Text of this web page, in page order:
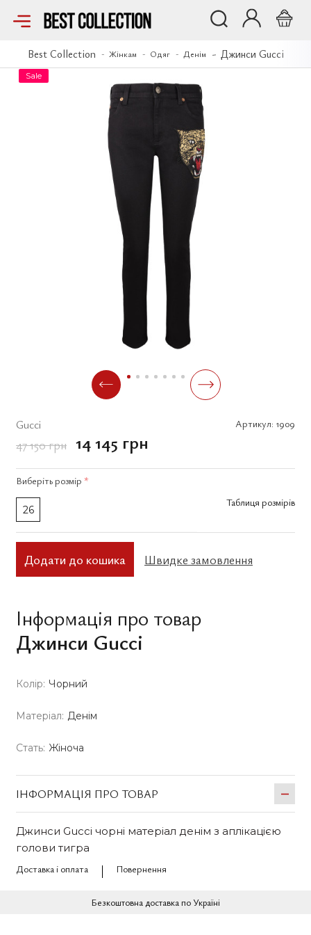
Best Collection Жінкам Одяг Денім Джинси Gucci
Джинси Gucci
Sale
Gucci Артикул: 1909
47 150 грн 14 145 грн
Виберіть розмір *
26
Таблиця розмірів
Додати до кошика Швидке замовлення
Інформація про товар
Джинси Gucci
Колір: Чорний
Матеріал: Денім
Стать: Жіноча
ІНФОРМАЦІЯ ПРО ТОВАР
Джинси Gucci чорні матеріал денім з аплікацією
голови тигра
Доставка і оплата
Повернення
Безкоштовна доставка по Україні